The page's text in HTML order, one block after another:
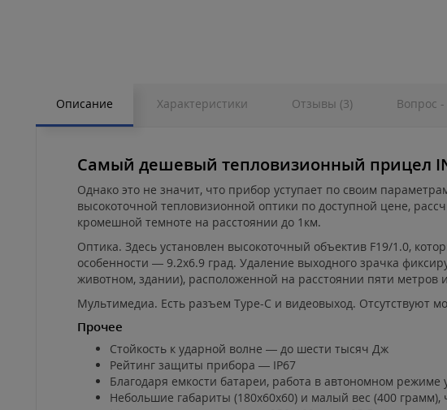
Описание Характеристики Отзывы (3) Вопрос -
Самый дешевый тепловизионный прицел
Однако это не значит, что прибор уступает по своим
высокоточной тепловизионной оптики по доступной цене,
кромешной темноте на расстоянии до 1км.
Оптика. Здесь установлен высокоточный объектив F19/1.0,
особенности — 9.2x6.9 град. Удаление выходного зрачка
животном, здании), расположенной на расстоянии пяти
Мультимедиа. Есть разъем Type-C и видеовыход. Отсутствуют
Прочее
Стойкость к ударной волне — до шести тысяч Дж
Рейтинг защиты прибора — IP67
Благодаря емкости батареи, работа в автономном
Небольшие габариты (180x60x60) и малый вес (400 грамм),